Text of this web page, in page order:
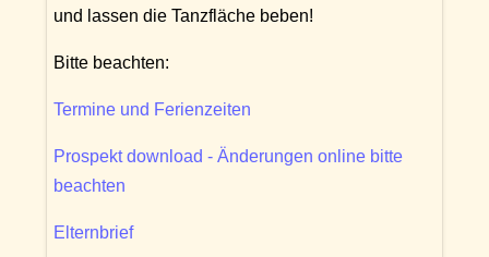
und lassen die Tanzfläche beben!
Bitte beachten:
Termine und Ferienzeiten
Prospekt download - Änderungen online bitte
beachten
Elternbrief